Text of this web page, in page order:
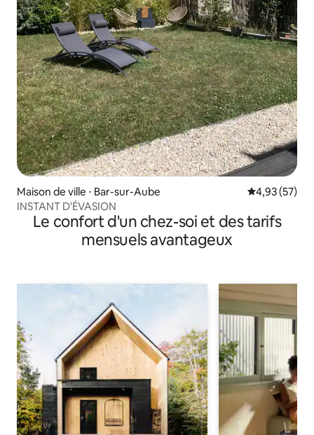
Maison de ville ⋅ Bar-sur-Aube Évaluation
4,93 (57)
INSTANT D'ÉVASION
Le confort d'un chez-soi et des tarifs
mensuels avantageux